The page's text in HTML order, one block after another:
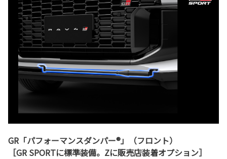
GR「パフォーマンスダンパー®」（フロント）
［GR SPORTに標準装備。Zに販売店装着オプション］